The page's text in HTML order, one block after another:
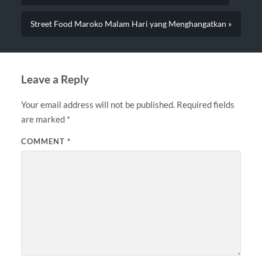
Street Food Maroko Malam Hari yang Menghangatkan »
Leave a Reply
Your email address will not be published. Required fields
are marked *
COMMENT *